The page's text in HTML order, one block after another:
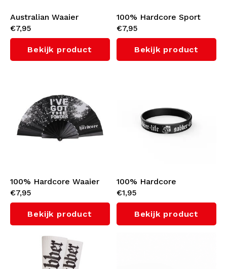
Australian Waaier
€7,95
Bekijk product
100% Hardcore Sport
Sokken 'Gabber'
(White/Pink)
€7,95
Bekijk product
100% Hardcore Waaier
'I've Got The Powder'
€7,95
Bekijk product
100% Hardcore
Wristband 'Gabber 4
Life'
€1,95
Bekijk product